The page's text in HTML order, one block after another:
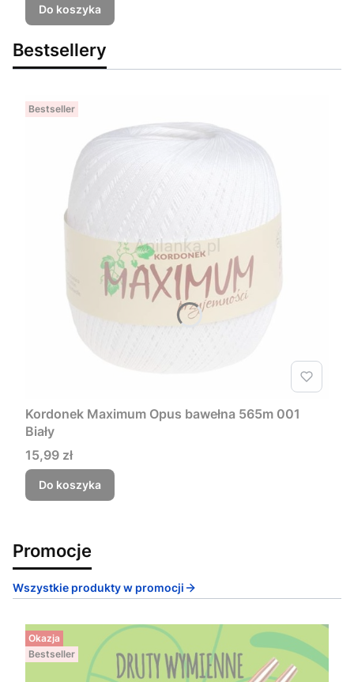
Do koszyka
Bestsellery
Bestseller
Kordonek Maximum Opus bawełna 565m 001
Biały
Cena
15,99 zł
Do koszyka
Promocje
Wszystkie produkty w promocji
Okazja
Bestseller